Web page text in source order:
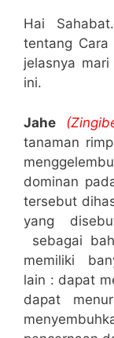
Hai
tentang
jelasnya
ini.
Jahe
tanaman
dominan
tersebut
yang
sebagai
memiliki
lain : dapat
dapat